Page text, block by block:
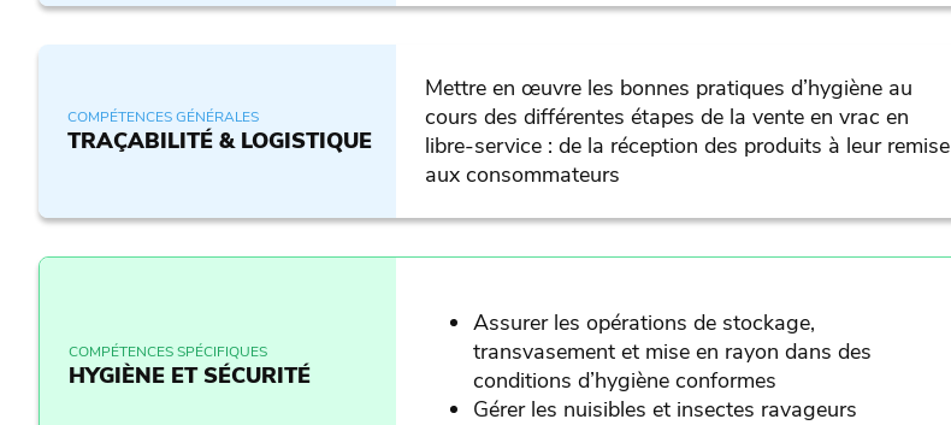
COMPÉTENCES GÉNÉRALES
TRAÇABILITÉ & LOGISTIQUE
Mettre en œuvre les bonnes pratiques d’hygiène au
cours des différentes étapes de la vente en vrac en
libre-service : de la réception des produits à leur remise
aux consommateurs
COMPÉTENCES SPÉCIFIQUES
HYGIÈNE ET SÉCURITÉ
Assurer les opérations de stockage,
transvasement et mise en rayon dans des
conditions d’hygiène conformes
Gérer les nuisibles et insectes ravageurs